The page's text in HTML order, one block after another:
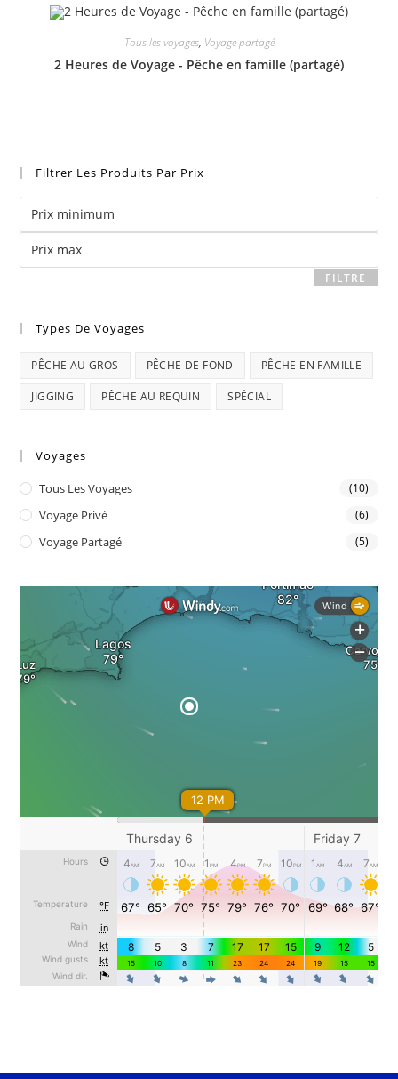
Tous les voyages, Voyage partagé
2 Heures de Voyage - Pêche en famille (partagé)
Filtrer Les Produits Par Prix
minimum
FILTRE
Types De Voyages
PÊCHE AU GROS PÊCHE DE FOND PÊCHE EN FAMILLE
JIGGING PÊCHE AU REQUIN SPÉCIAL
Voyages
Tous Les Voyages (10)
Voyage Privé (6)
Voyage Partagé (5)